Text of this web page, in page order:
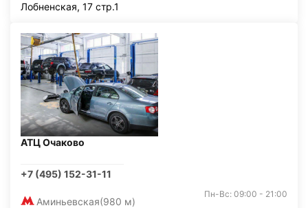
Лобненская, 17 стр.1
АТЦ Очаково
+7 (495) 152-31-11
Аминьевская(980 м)
Пн-Вс: 09:00 - 21:00